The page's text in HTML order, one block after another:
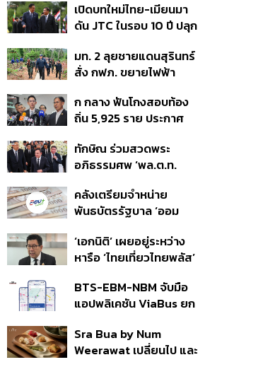
ต่อดอลลาร์
อนุทิน จ่อสอบต่อเอี่ยว
ตัดตอน ม.บูรพา หรือไม่
เปิดบทใหม่ไทย-เมียนมา
ดัน JTC ในรอบ 10 ปี ปลุก
ชายแดน ท่าเรือน้ำลึก
ทวาย
มท. 2 ลุยชายแดนสุรินทร์
สั่ง กฟภ. ขยายไฟฟ้า
350’ เสริมความมั่นคง
ชายแดน
ก กลาง ฟันโกงสอบท้อง
ถิ่น 5,925 ราย ประกาศ
ราย รอ ป.ป.ช. ขีดเส้นแล้ว
เสร็จ 31 ส.ค.
ทักษิณ ร่วมสวดพระ
อภิธรรมศพ ‘พล.ต.ท.
สิน’ สิริอายุ 103 ปี แกนนำ
เพื่อไทย-บุคคลหลาก
คลังเตรียมจำหน่าย
พันธบัตรรัฐบาล ‘ออม
ก.ย.นี้ อาจเพิ่มสัดส่วนการ
ขายแบบ Small Lot First
‘เอกนิติ’ เผยอยู่ระหว่าง
หารือ ‘ไทยเที่ยวไทยพลัส’
แสนล้าน มั่นใจงบต่อ ‘ไทย
ช่วยไทย พลัส’ เฟส 2 มี
BTS-EBM-NBM จับมือ
แอปพลิเคชัน ViaBus ยก
รถไฟฟ้า 3 สายแบบเรียล
ไทม์
Sra Bua by Num
Weerawat เปลี่ยนไป และ